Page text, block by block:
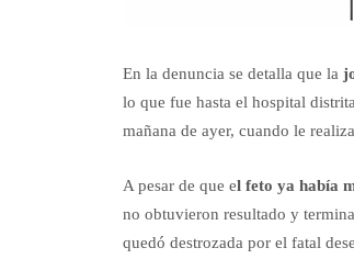
En la denuncia se detalla que la
lo que fue hasta el hospital
mañana de ayer, cuando le
A pesar de que el feto ya había
no obtuvieron resultado y
quedó destrozada por el fatal